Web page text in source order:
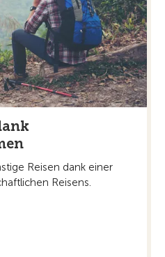
Reisen dank einer
Reisens.